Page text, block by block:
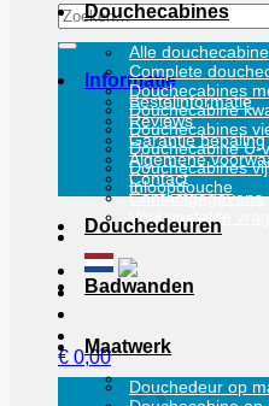
Zoeken
naar:
Informatie
Bestelinformatie
Reviews
Garantie bepaling
Algemene
Contact
Contactgegevens
Veel gestelde
€ 0,00
Douchecabines
Alle
Complete
Douchecabines
Douchecabine
Douchecabines
Douchecabine U-
Douchecabines
Inloopdouche
Douchedeuren
Badwanden
Maatwerk
Douchedeur op